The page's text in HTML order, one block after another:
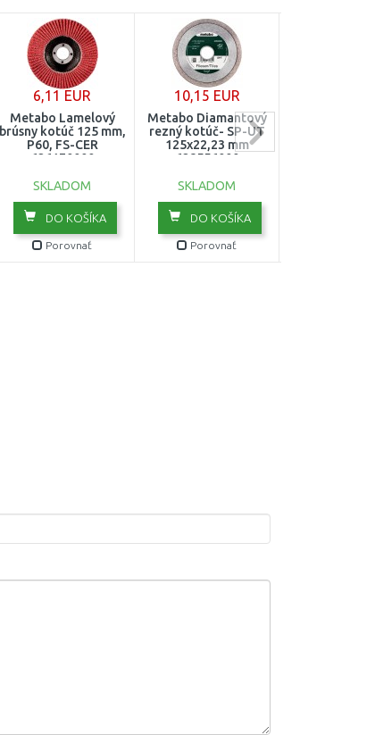
6,11 EUR
Metabo Lamelový
brúsny kotúč 125 mm,
P60, FS-CER
626170000
SKLADOM
DO KOŠÍKA
Porovnať
10,15 EUR
Metabo Diamantový
rezný kotúč- SP-UT
125x22,23 mm
628556000
SKLADOM
DO KOŠÍKA
Porovnať